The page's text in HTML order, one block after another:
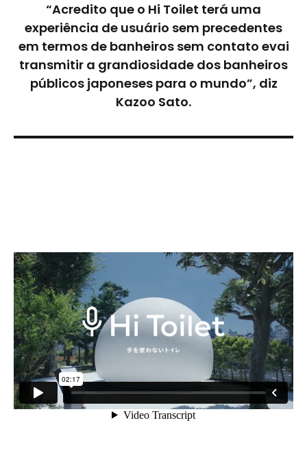
“Acredito que o Hi Toilet terá uma
experiência de usuário sem precedentes
em termos de banheiros sem contato evai
transmitir a grandiosidade dos banheiros
públicos japoneses para o mundo”, diz
Kazoo Sato.